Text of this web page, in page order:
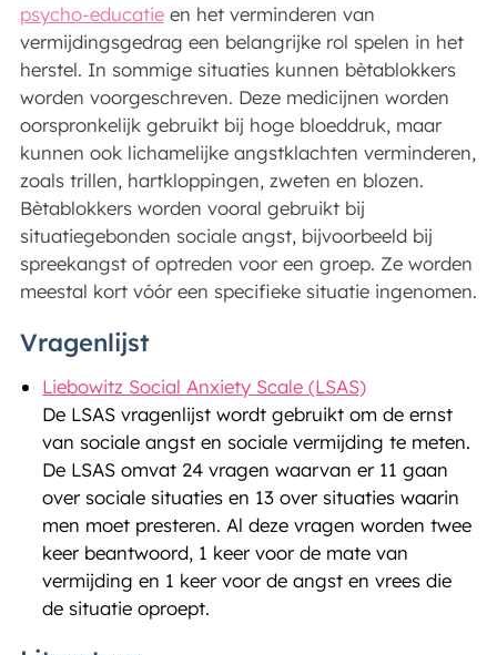
psycho-educatieen het verminderen van
vermijdingsgedrag een belangrijke rol spelen in het
herstel. In sommige situaties kunnen bètablokkers
worden voorgeschreven. Deze medicijnen worden
oorspronkelijk gebruikt bij hoge bloeddruk, maar
kunnen ook lichamelijke angstklachten verminderen,
zoals trillen, hartkloppingen, zweten en blozen.
Bètablokkers worden vooral gebruikt bij
situatiegebonden sociale angst, bijvoorbeeld bij
spreekangst of optreden voor een groep. Ze worden
meestal kort vóór een specifieke situatie ingenomen.
Vragenlijst
Liebowitz Social Anxiety Scale (LSAS)
De LSAS vragenlijst wordt gebruikt om de ernst
van sociale angst en sociale vermijding te meten.
De LSAS omvat 24 vragen waarvan er 11 gaan
over sociale situaties en 13 over situaties waarin
men moet presteren. Al deze vragen worden twee
keer beantwoord, 1 keer voor de mate van
vermijding en 1 keer voor de angst en vrees die
de situatie oproept.